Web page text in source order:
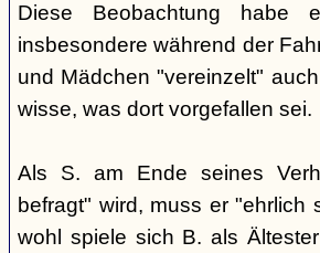
Diese Beobachtung habe
insbesondere während der
und Mädchen "vereinzelt"
wisse, was dort vorgefallen sei.
Als S. am Ende seines
befragt" wird, muss er
wohl spiele sich B. als